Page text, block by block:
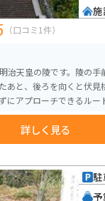
（口コミ1件）
治天皇の陵です。陵の
あと、後ろを向くと伏見
にアプローチできるルー
詳しく見る
施
駐
予